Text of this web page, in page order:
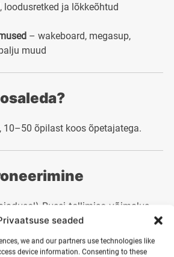
seaded
we and our partners use technologies like
device information. Consenting to these
loodusretked ja lõkkeõhtud
– wakeboard, megasup,
muud
õpilast koos õpetajatega.
Bussi tellimise võimalus
glaming telgis või majas (2.
magamiskott tuleb ise kaasa